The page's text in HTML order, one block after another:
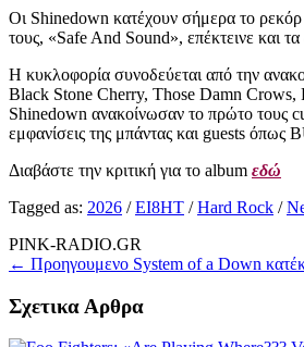
Οι Shinedown κατέχουν σήμερα το
τους, «Safe And Sound», επέκτεινε και
Η κυκλοφορία συνοδεύεται από την
Black Stone Cherry, Those Damn Crows,
Shinedown ανακοίνωσαν το πρώτο τους
εμφανίσεις της μπάντας και guests
Διαβάστε την κριτική για το album εδώ
Tagged as: 2026 /EI8HT /Hard Rock /
PINK-RADIO.GR
← Προηγουμενο System of a Down
Σχετικα Αρθρα